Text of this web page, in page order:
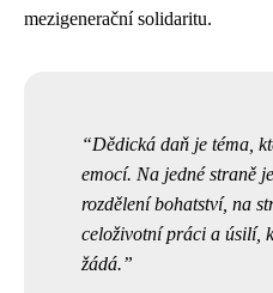
mezigenerační solidaritu.
Dědická daň je téma,
emocí. Na jedné straně
rozdělení bohatství, na
celoživotní práci a úsilí,
žádá.